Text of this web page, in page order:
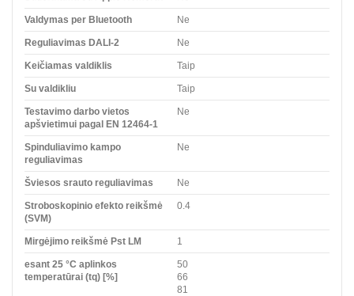
Valdymas per Bluetooth Ne
Reguliavimas DALI-2 Ne
Keičiamas valdiklis Taip
Su valdikliu Taip
Testavimo darbo vietos
apšvietimui pagal EN 12464-1
Ne
Spinduliavimo kampo
reguliavimas
Ne
Šviesos srauto reguliavimas Ne
Stroboskopinio efekto reikšmė
(SVM)
0.4
Mirgėjimo reikšmė Pst LM 1
esant 25 °C aplinkos
temperatūrai (tq) [%]
50
66
81